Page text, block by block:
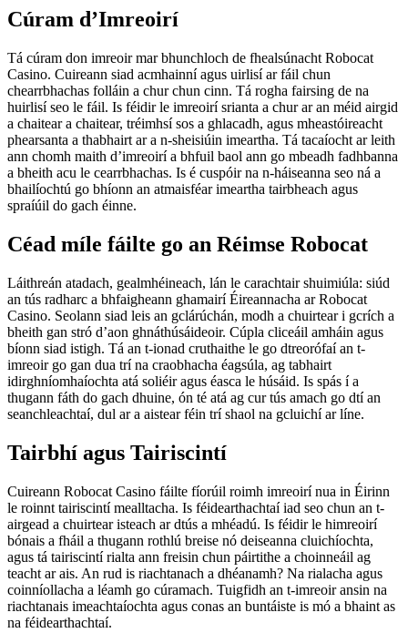
Cúram d’Imreoirí
Tá cúram don imreoir mar bhunchloch de fhealsúnacht Robocat
Casino. Cuireann siad acmhainní agus uirlisí ar fáil chun
chearrbhachas folláin a chur chun cinn. Tá rogha fairsing de na
huirlisí seo le fáil. Is féidir le imreoirí srianta a chur ar an méid airgid
a chaitear a chaitear, tréimhsí sos a ghlacadh, agus mheastóireacht
phearsanta a thabhairt ar a n-sheisiúin imeartha. Tá tacaíocht ar leith
ann chomh maith d’imreoirí a bhfuil baol ann go mbeadh fadhbanna
a bheith acu le cearrbhachas. Is é cuspóir na n-háiseanna seo ná a
bhailíochtú go bhíonn an atmaisféar imeartha tairbheach agus
spraíúil do gach éinne.
Céad míle fáilte go an Réimse Robocat
Láithreán atadach, gealmhéineach, lán le carachtair shuimiúla: siúd
an tús radharc a bhfaigheann ghamairí Éireannacha ar Robocat
Casino. Seolann siad leis an gclárúchán, modh a chuirtear i gcrích a
bheith gan stró d’aon ghnáthúsáideoir. Cúpla cliceáil amháin agus
bíonn siad istigh. Tá an t-ionad cruthaithe le go dtreorófaí an t-
imreoir go gan dua trí na craobhacha éagsúla, ag tabhairt
idirghníomhaíochta atá soliéir agus éasca le húsáid. Is spás í a
thugann fáth do gach dhuine, ón té atá ag cur tús amach go dtí an
seanchleachtaí, dul ar a aistear féin trí shaol na gcluichí ar líne.
Tairbhí agus Tairiscintí
Cuireann Robocat Casino fáilte fíorúil roimh imreoirí nua in Éirinn
le roinnt tairiscintí mealltacha. Is féidearthachtaí iad seo chun an t-
airgead a chuirtear isteach ar dtús a mhéadú. Is féidir le himreoirí
bónais a fháil a thugann rothlú breise nó deiseanna cluichíochta,
agus tá tairiscintí rialta ann freisin chun páirtithe a choinneáil ag
teacht ar ais. An rud is riachtanach a dhéanamh? Na rialacha agus
coinníollacha a léamh go cúramach. Tuigfidh an t-imreoir ansin na
riachtanais imeachtaíochta agus conas an buntáiste is mó a bhaint as
na féidearthachtaí.